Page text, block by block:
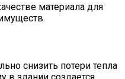
материала для
снизить потери тепла